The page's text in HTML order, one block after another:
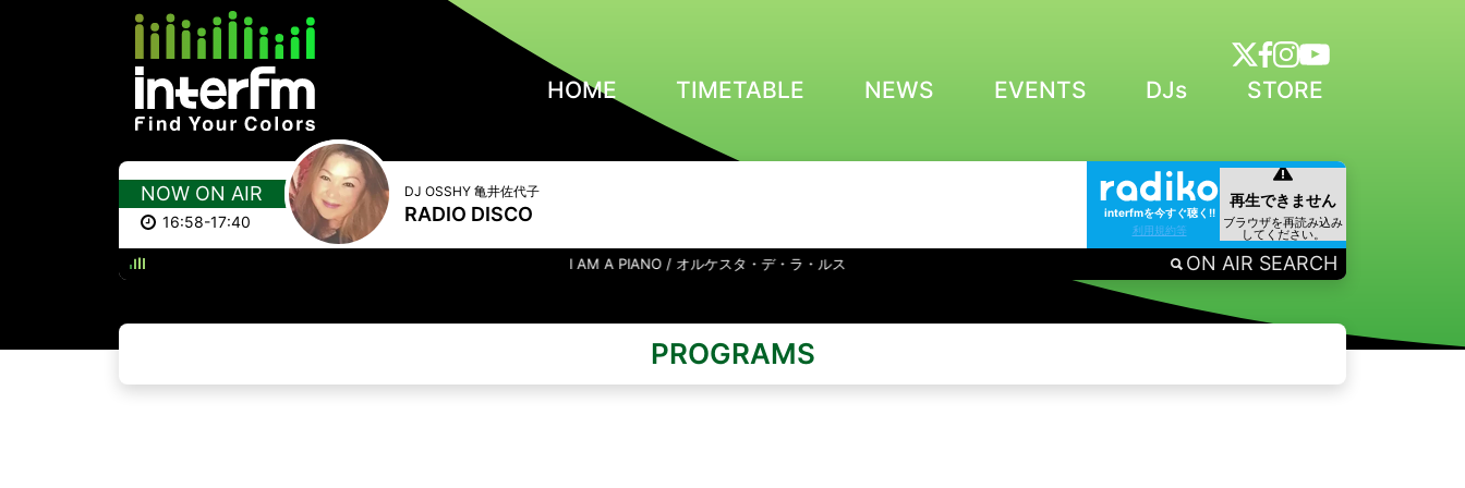
HOME TIMETABLE NEWS EVENTS DJs STORE
NOW ON AIR
16:58-17:40
DJ OSSHY 亀井佐代子
RADIO DISCO
interfmを今すぐ聴く!!
利用規約等
I AM A PIANO / オルケスタ・デ・ラ・ルス ON AIR SEARCH
PROGRAMS